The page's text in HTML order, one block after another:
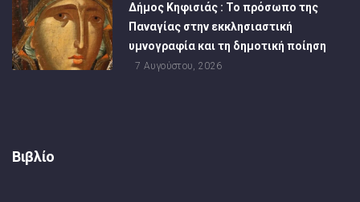
Δήμος Κηφισιάς : Το πρόσωπο της
Παναγίας στην εκκλησιαστική
υμνογραφία και τη δημοτική ποίηση
7 Αυγούστου, 2026
Βιβλίο